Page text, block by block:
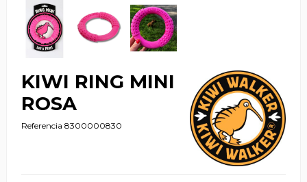
KIWI RING MINI
ROSA
Referencia 8300000830